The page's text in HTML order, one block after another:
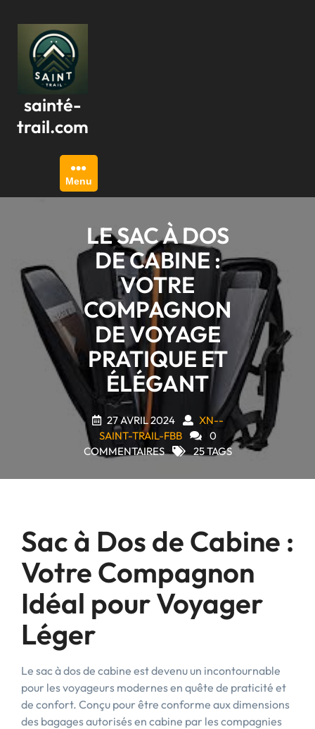
contenu
sainté-
trail.com
Menu
LE SAC À DOS
DE CABINE :
VOTRE
COMPAGNON
DE VOYAGE
PRATIQUE ET
ÉLÉGANT
27 AVRIL 2024
XN--
SAINT-TRAIL-FBB
0
COMMENTAIRES
25 TAGS
Sac à Dos de Cabine :
Votre Compagnon
Idéal pour Voyager
Léger
Le sac à dos de cabine est devenu un incontournable
pour les voyageurs modernes en quête de praticité et
de confort. Conçu pour être conforme aux dimensions
des bagages autorisés en cabine par les compagnies